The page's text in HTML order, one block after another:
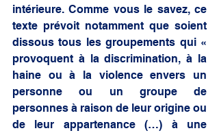
intérieure. Comme vous le savez, ce
texte prévoit notamment que soient
dissous tous les groupements qui «
provoquent à la discrimination, à la
haine ou à la violence envers un
personne ou un groupe de
personnes à raison de leur origine ou
de leur appartenance (…) à une